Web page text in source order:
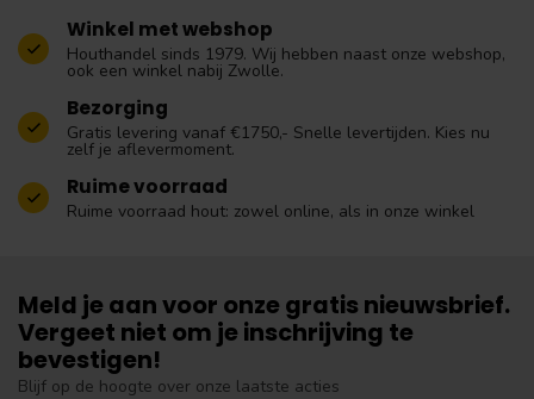
Winkel met webshop
Houthandel sinds 1979. Wij hebben naast onze webshop,
ook een winkel nabij Zwolle.
Bezorging
Gratis levering vanaf €1750,- Snelle levertijden. Kies nu
zelf je aflevermoment.
Ruime voorraad
Ruime voorraad hout: zowel online, als in onze winkel
Meld je aan voor onze gratis nieuwsbrief.
Vergeet niet om je inschrijving te
bevestigen!
Blijf op de hoogte over onze laatste acties